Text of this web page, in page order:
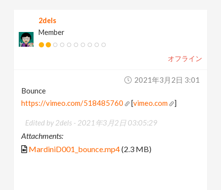
2dels
Member
オフライン
2021年3月2日 3:01
Bounce
https://vimeo.com/518485760
[vimeo.com ]
Edited by 2dels - 2021年3月2日 03:05:29
Attachments:
MardiniD001_bounce.mp4(2.3 MB)